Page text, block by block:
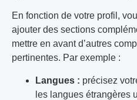
En fonction de votre profil,
ajouter des sections
mettre en avant d’autres
pertinentes. Par exemple :
Langues : précisez
les langues étrangères